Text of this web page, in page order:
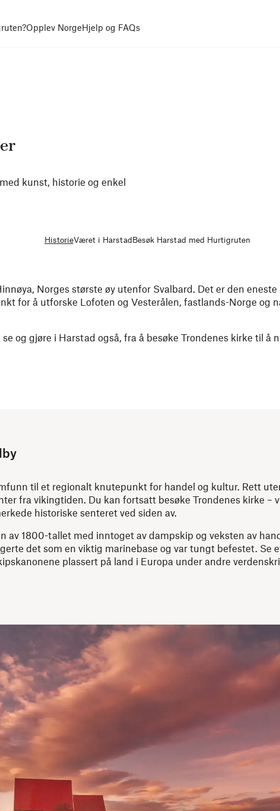
Opplev NorgeHjelp og FAQs
kunst, historie og enkel
HistorieVæret i HarstadBesøk Harstad med Hurtigruten
Norges største øy utenfor Svalbard. Det er den eneste
for å utforske Lofoten og Vesterålen, fastlands-Norge og
og gjøre i Harstad også, fra å besøke Trondenes kirke til å
til et regionalt knutepunkt for handel og kultur. Rett
fra vikingtiden. Du kan fortsatt besøke Trondenes kirke –
historiske senteret ved siden av.
av 1800-tallet med inntoget av dampskip og veksten av
det som en viktig marinebase og var tungt befestet. Se
plassert på land i Europa under andre